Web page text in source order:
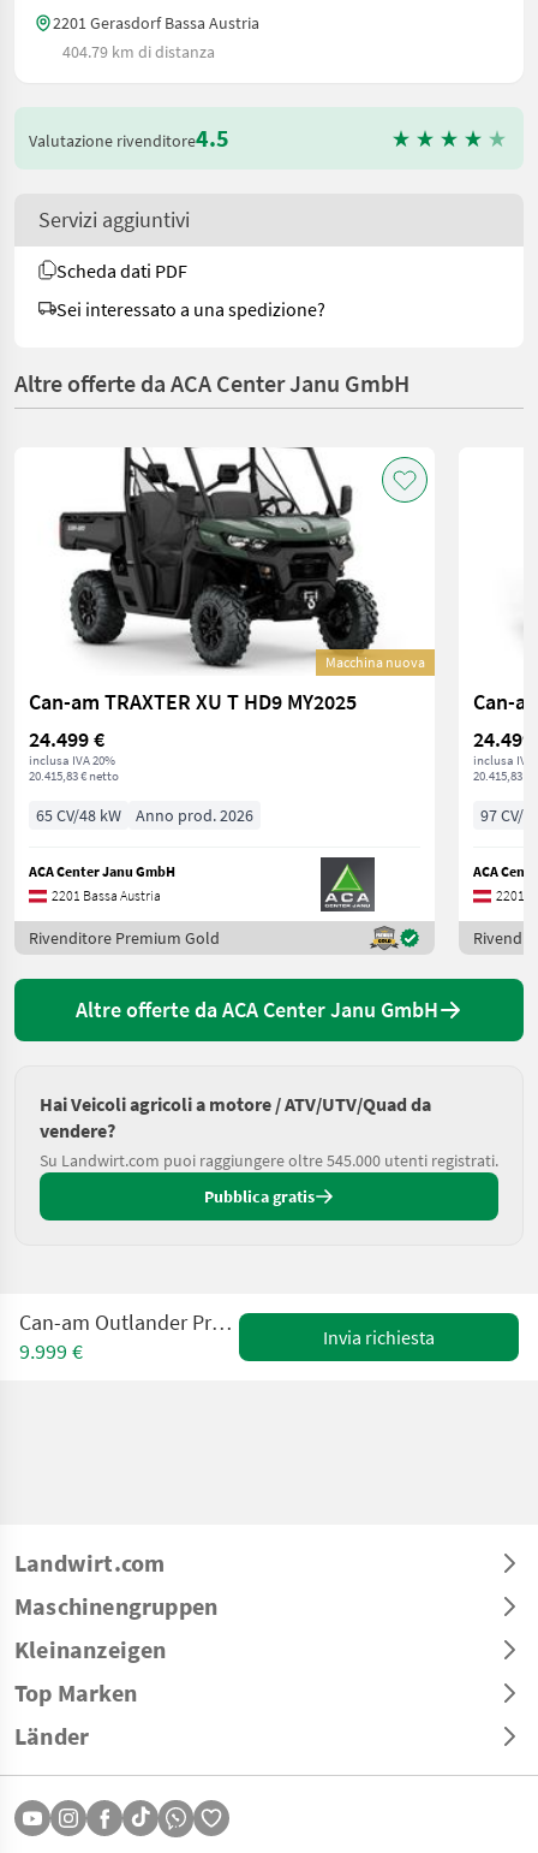
2201 Gerasdorf Bassa Austria
404.79 km di distanza
Valutazione rivenditore4.5
Servizi aggiuntivi
Scheda dati PDF
Sei interessato a una spedizione?
Altre offerte da ACA Center Janu GmbH
Macchina nuova
Can-am TRAXTER XU T HD9 MY2025
24.499 €
inclusa IVA 20%
20.415,83 € netto
65 CV/48 kW Anno prod. 2026
ACA Center Janu GmbH
2201 Bassa Austria
Rivenditore Premium Gold
24.499
inclusa IVA
20.415,83 €
97 CV/
ACA
2201
Altre offerte da ACA Center Janu GmbH
Hai Veicoli agricoli a motore / ATV/UTV/Quad da
vendere?
Su Landwirt.com puoi raggiungere oltre 545.000 utenti registrati.
Pubblica gratis
Can-am Outlander Pro STD T HD5 MY26 Quad
9.999 €
Invia richiesta
Landwirt.com
Maschinengruppen
Kleinanzeigen
Top Marken
Länder